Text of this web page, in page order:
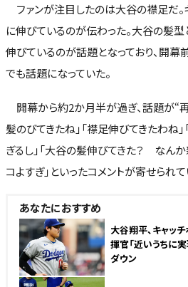
ファンが注目したのは大谷の襟足だ。
に伸びているのが伝わった。大谷の髪
伸びているのが話題となっており、開幕
でも話題になっていた。
開幕から約2か月半が過ぎ、話題が“再
髪のびてきたね」「襟足伸びてきたわね
ぎるし」「大谷の髪伸びてきた？ なんか
コよすぎ」といったコメントが寄せられ
あなたにおすすめ
大谷翔平、キャッ
揮官「近いうちに
ダウン